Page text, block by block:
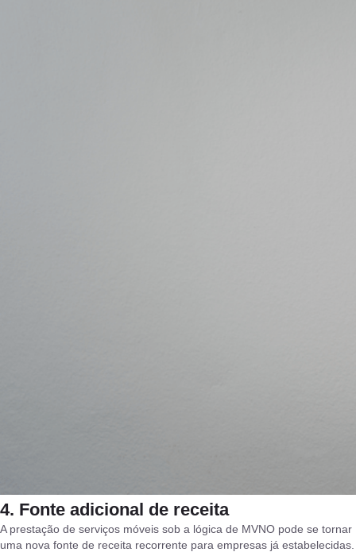
4. Fonte adicional de receita
A prestação de serviços móveis sob a lógica de MVNO pode se tornar
uma nova fonte de receita recorrente para empresas já estabelecidas.